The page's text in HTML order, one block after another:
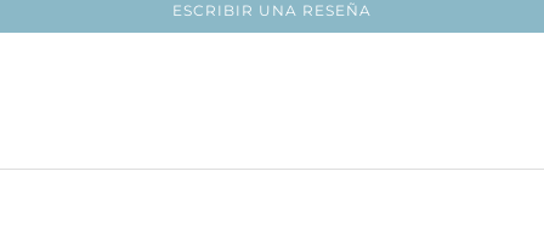
Ir al artículo 1
ESCRIBIR UNA RESEÑA